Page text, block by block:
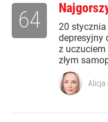
20
depresyjny
z
złym
64
Alicja